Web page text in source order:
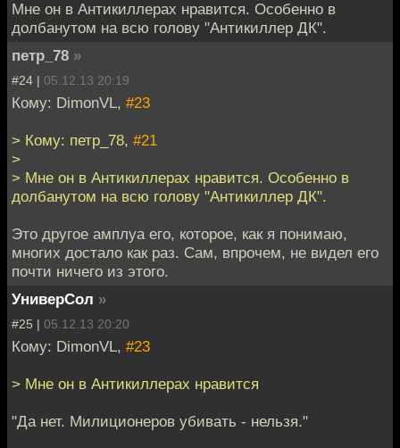
Мне он в Антикиллерах нравится. Особенно в
долбанутом на всю голову "Антикиллер ДК".
петр_78 »
#24 | 05.12.13 20:19
Кому: DimonVL, #23
> Кому: петр_78, #21
>
> Мне он в Антикиллерах нравится. Особенно в
долбанутом на всю голову "Антикиллер ДК".
Это другое амплуа его, которое, как я понимаю,
многих достало как раз. Сам, впрочем, не видел его
почти ничего из этого.
УниверСол »
#25 | 05.12.13 20:20
Кому: DimonVL, #23
> Мне он в Антикиллерах нравится
"Да нет. Милиционеров убивать - нельзя."